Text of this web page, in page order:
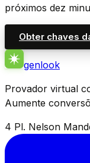
próximos dez
Obter chaves
genlook
Provador virtual
Aumente
4 Pl. Nelson